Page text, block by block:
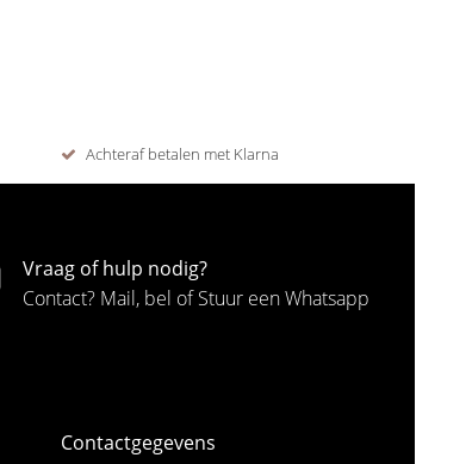
Achteraf betalen met Klarna
Vraag of hulp nodig?
Contact? Mail, bel of Stuur een Whatsapp
Contactgegevens